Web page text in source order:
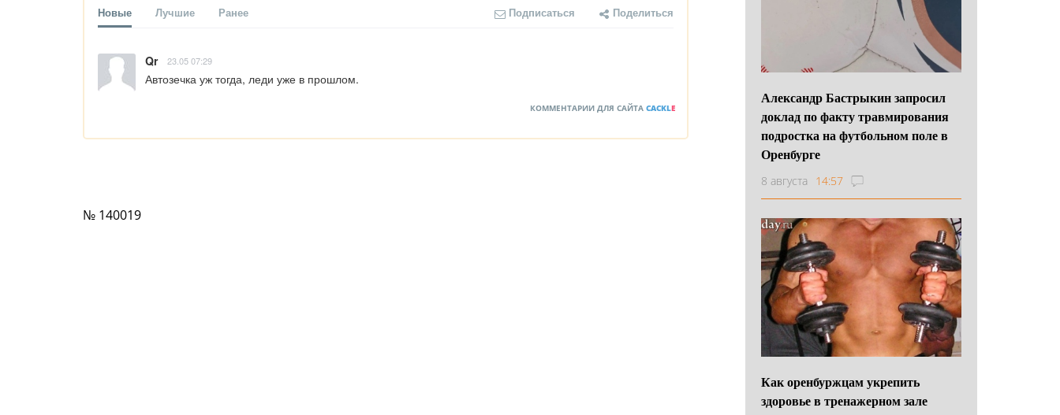
Новые Лучшие Ранее Подписаться Поделиться
Qr 23.05 07:29
Автозечка уж тогда, леди уже в прошлом.
КОММЕНТАРИИ ДЛЯ САЙТА CACKLE
№ 140019
Александр Бастрыкин запросил
доклад по факту травмирования
подростка на футбольном поле в
Оренбурге
8 августа 14:57
Как оренбуржцам укрепить
здоровье в тренажерном зале